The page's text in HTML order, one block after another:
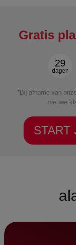
Gratis
29
dagen
*Bij afname van
nieuwe
START